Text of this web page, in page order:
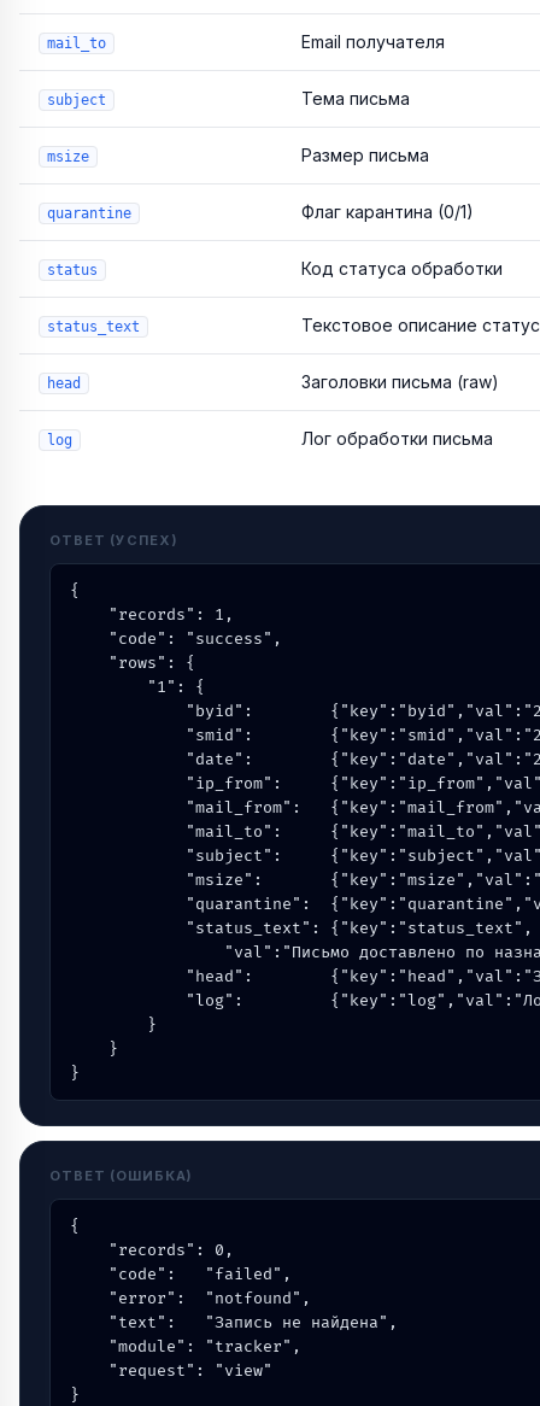
mail_to Email получателя
subject Тема письма
msize Размер письма
quarantine Флаг карантина (0/1)
status Код статуса обработки
status_text Текстовое описание
head Заголовки письма (raw)
log Лог обработки письма
ОТВЕТ (УСПЕХ)
{
    "records": 1,
    "code": "success",
    "rows": {
        "1": {
"byid":
"smid":
"date":
"ip_from":
"mail_from":
"mail_to":
"subject":
"msize":
"quarantine":
            "status_text": {"key":"status_text",
"val":"Письмо доставлено по
"head":
"log":
        }
    }
}
ОТВЕТ (ОШИБКА)
{
    "records": 0,
    "code":   "failed",
    "error":  "notfound",
    "text":   "Запись не найдена",
    "module": "tracker",
    "request": "view"
}